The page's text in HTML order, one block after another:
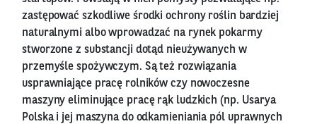
zastępować szkodliwe środki ochrony roślin bardziej
naturalnymi albo wprowadzać na rynek pokarmy
stworzone z substancji dotąd nieużywanych w
przemyśle spożywczym. Są też rozwiązania
usprawniające pracę rolników czy nowoczesne
maszyny eliminujące pracę rąk ludzkich (np. Usarya
Polska i jej maszyna do odkamieniania pól uprawnych